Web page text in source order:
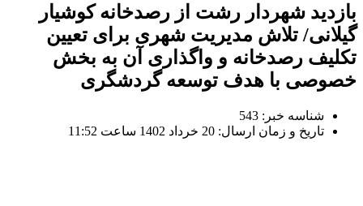
بازدید شهردار رشت از رصدخانه کوشیار
گیلانی/ تلاش مدیریت شهری برای تعیین
تکلیف رصدخانه و واگذاری آن به بخش
خصوصی با هدف توسعه گردشگری
شناسه خبر: 543
تاریخ و زمان ارسال: 20 خرداد 1402 ساعت 11:52